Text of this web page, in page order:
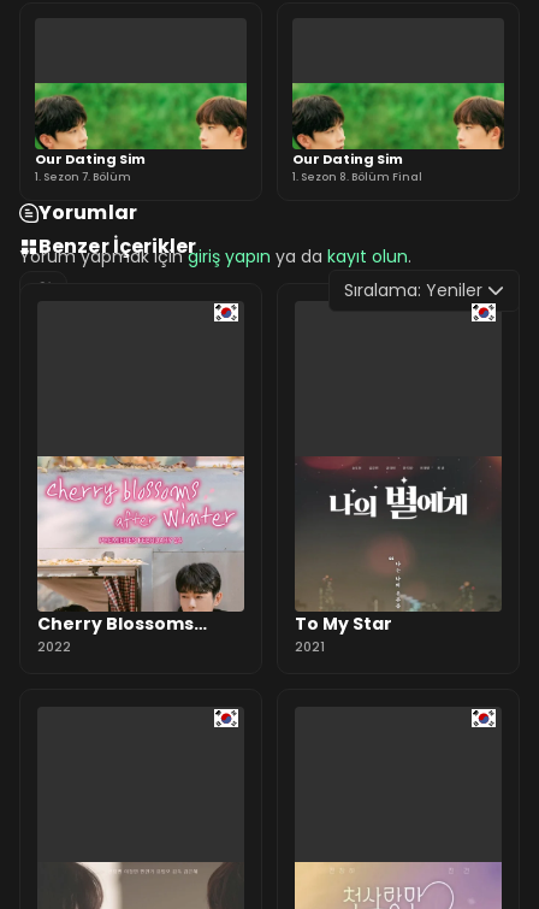
Our Dating Sim
1. Sezon 7. Bölüm
Our Dating Sim
1. Sezon 8. Bölüm Final
Yorumlar
Yorum yapmak içingiriş yapın ya da kayıt olun.
Sıralama: Yeniler
Benzer İçerikler
Cherry Blossoms
After Winter
2022
To My Star
2021